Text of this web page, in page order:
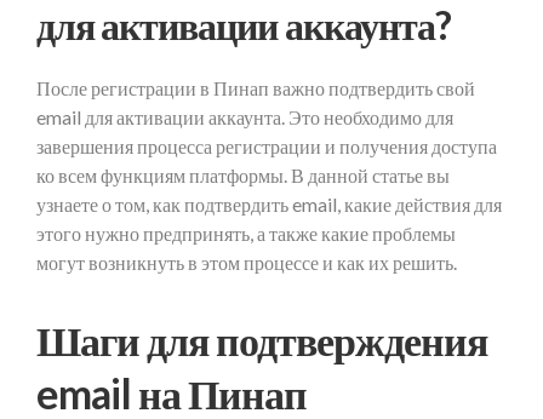
для активации аккаунта?
После регистрации в Пинап важно подтвердить свой
email для активации аккаунта. Это необходимо для
завершения процесса регистрации и получения доступа
ко всем функциям платформы. В данной статье вы
узнаете о том, как подтвердить email, какие действия для
этого нужно предпринять, а также какие проблемы
могут возникнуть в этом процессе и как их решить.
Шаги для подтверждения
email на Пинап